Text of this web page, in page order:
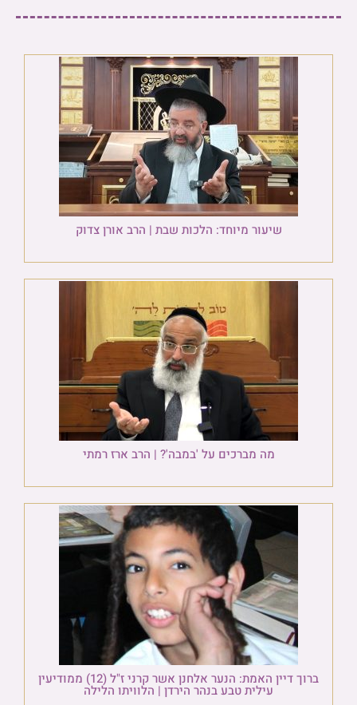
שיעור מיוחד: הלכות שבת | הרב אורן צדוק
מה מברכים על 'במבה'? | הרב ארז רמתי
ברוך דיין האמת: הנער אלחנן אשר קרני ז"ל (12) ממודיעין
עילית טבע בנהר הירדן | הלוויתו הלילה